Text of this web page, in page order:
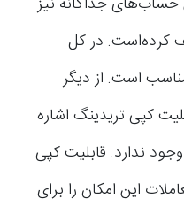
حساب‌های جداگانه نیز
کرده‌است. در کل
مناسب است‌. از دیگر
کپی تریدینگ اشاره
ندارد. قابلیت کپی
این امکان را برای